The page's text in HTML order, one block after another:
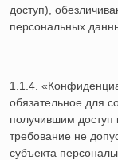
доступ),
персональных
1.1.4.
обязательное для
получившим
требование не
субъекта